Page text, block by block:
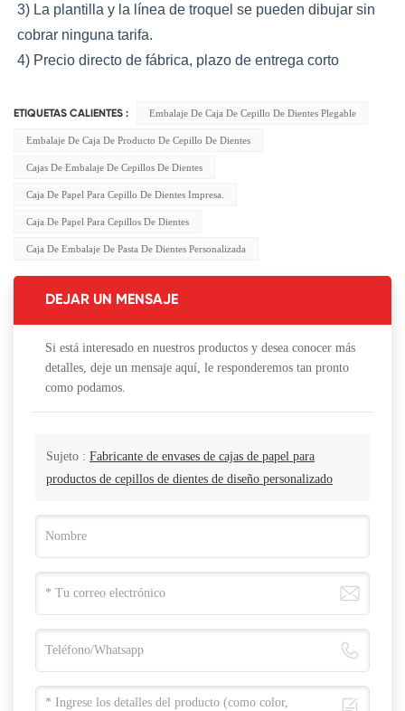
3) La plantilla y la línea de troquel se pueden dibujar sin
cobrar ninguna tarifa.
4) Precio directo de fábrica, plazo de entrega corto
ETIQUETAS CALIENTES : Embalaje De Caja De Cepillo De Dientes Plegable
Embalaje De Caja De Producto De Cepillo De Dientes
Cajas De Embalaje De Cepillos De Dientes
Caja De Papel Para Cepillo De Dientes Impresa.
Caja De Papel Para Cepillos De Dientes
Caja De Embalaje De Pasta De Dientes Personalizada
DEJAR UN MENSAJE
Si está interesado en nuestros productos y desea conocer más
detalles, deje un mensaje aquí, le responderemos tan pronto
como podamos.
Sujeto : Fabricante de envases de cajas de papel para
productos de cepillos de dientes de diseño personalizado